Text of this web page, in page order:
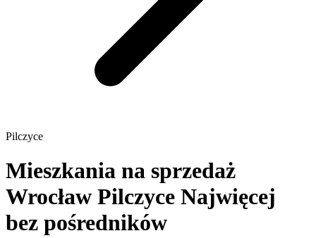
Pilczyce
Mieszkania na sprzedaż
Wrocław Pilczyce Najwięcej
bez pośredników